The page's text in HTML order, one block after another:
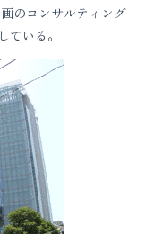
のコンサルティング
いる。